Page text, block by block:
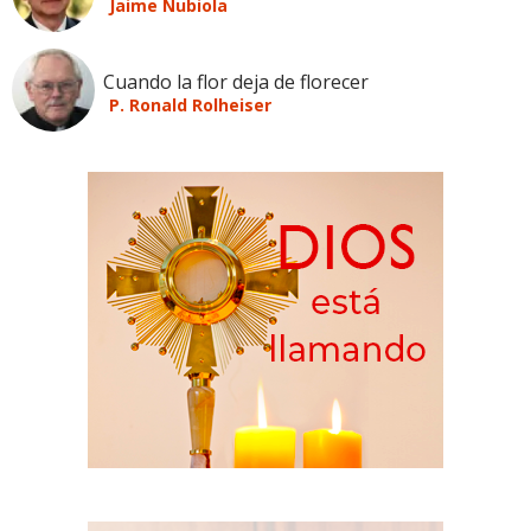
Jaime Nubiola
Cuando la flor deja de florecer
P. Ronald Rolheiser